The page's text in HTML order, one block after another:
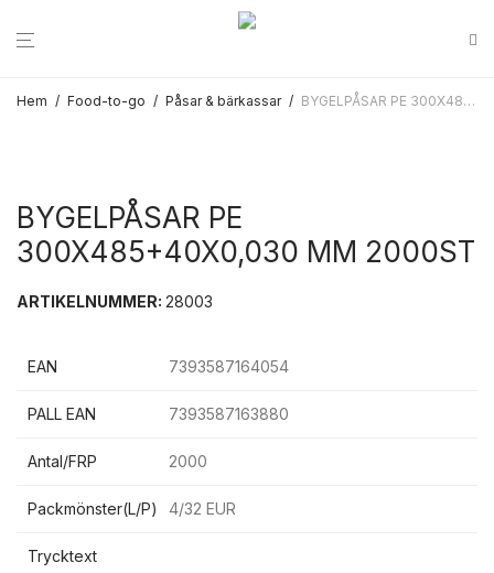
Hem / Food-to-go / Påsar & bärkassar / BYGELPÅSAR PE 300X485+40X0,030 MM 2000ST
BYGELPÅSAR PE
300X485+40X0,030 MM 2000ST
ARTIKELNUMMER: 28003
EAN 7393587164054
PALL EAN 7393587163880
Antal/FRP 2000
Packmönster(L/P) 4/32 EUR
Trycktext